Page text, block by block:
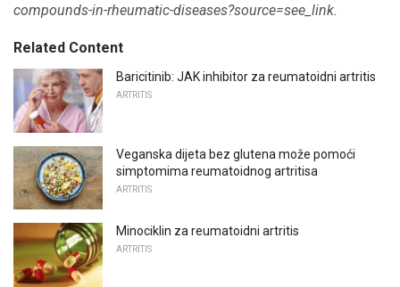
compounds-in-rheumatic-diseases?source=see_link.
Related Content
Baricitinib: JAK inhibitor za reumatoidni artritis
ARTRITIS
Veganska dijeta bez glutena može pomoći
simptomima reumatoidnog artritisa
ARTRITIS
Minociklin za reumatoidni artritis
ARTRITIS